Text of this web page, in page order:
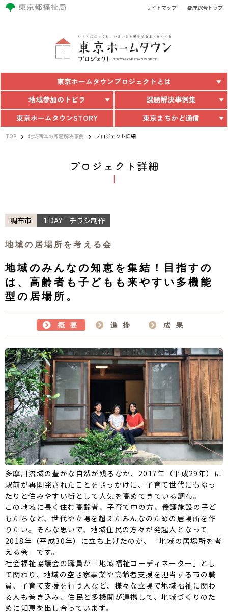
サイトマップ 都庁総合トップ
東京ホームタウンプロジェクトとは
地域参加のトビラ
課題解決事例集
東京ホームタウンSTORY 東京まちかど通信
TOP 地域団体の課題解決事例 プロジェクト詳細
プロジェクト詳細
調布市 １DAY｜チラシ制作
地域の居場所を考える会
地域のみんなの知恵を集結！目指すの
は、高齢者も子どもも来やすい多機能
型の居場所。
多摩川流域の豊かな自然が残るなか、2017年（平成29年）に
駅前が再開発されたことをきっかけに、子育て世代にもゆっ
たりと住みやすい街として人気を高めてきている調布。
この地域に長く住む高齢者、子育て中の方、養護施設の子ど
もたちなど、世代や立場を超えたみんなのための居場所を作
りたい。そんな思いで、地域住民の方々が発起人となって
2018年（平成30年）に立ち上げたのが、「地域の居場所を考
える会」です。
社会福祉協議会の職員が「地域福祉コーディネーター」とし
て関わり、地域の空き家事業や高齢者支援を担当する市の職
員、子育て支援を行う人など、様々な立場で地域福祉に関わ
る人も巻き込み、住民と多機関が連携して、地域づくりのた
めに知恵を出し合っています。